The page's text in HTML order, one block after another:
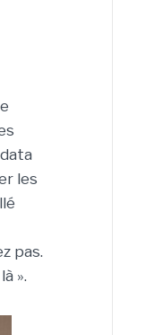
les
pas.
».